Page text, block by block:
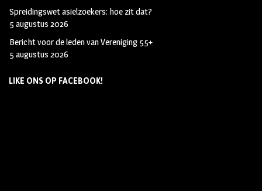
Spreidingswet asielzoekers: hoe zit dat?
5 augustus 2026
Bericht voor de leden van Vereniging 55+
5 augustus 2026
LIKE ONS OP FACEBOOK!